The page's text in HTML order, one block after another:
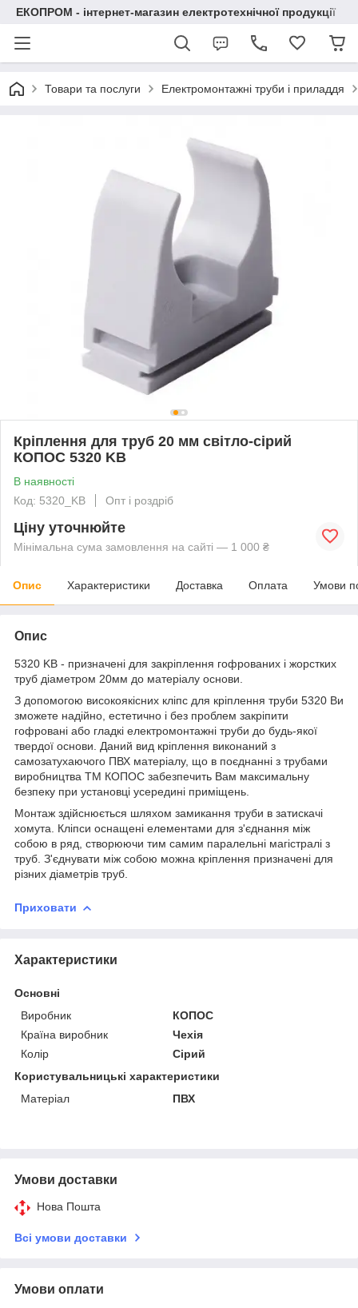
ЕКОПРОМ - інтернет-магазин електротехнічної продукції
Товари та послуги Електромонтажні труби і приладдя
Кріплення для труб 20 мм світло-сірий
КОПОС 5320 KB
В наявності
Код: 5320_KB
Опт і роздріб
Ціну уточнюйте
Мінімальна сума замовлення на сайті — 1 000 ₴
Опис Характеристики Доставка Оплата Умови
Опис
5320 KB - призначені для закріплення гофрованих і жорстких
труб діаметром 20мм до матеріалу основи.
З допомогою високоякісних кліпс для кріплення труби 5320 Ви
зможете надійно, естетично і без проблем закріпити
гофровані або гладкі електромонтажні труби до будь-якої
твердої основи. Даний вид кріплення виконаний з
самозатухаючого ПВХ матеріалу, що в поєднанні з трубами
виробництва ТМ КОПОС забезпечить Вам максимальну
безпеку при установці усередині приміщень.
Монтаж здійснюється шляхом замикання труби в затискачі
хомута. Кліпси оснащені елементами для з'єднання між
собою в ряд, створюючи тим самим паралельні магістралі з
труб. З'єднувати між собою можна кріплення призначені для
різних діаметрів труб.
Приховати
Характеристики
Основні
Виробник
КОПОС
Країна виробник
Чехія
Колір
Сірий
Користувальницькі характеристики
Матеріал
ПВХ
Умови доставки
Нова Пошта
Всі умови доставки
Умови оплати